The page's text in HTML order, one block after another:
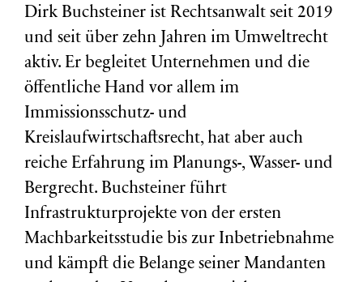
Dirk Buchsteiner ist Rechtsanwalt seit 2019
und seit über zehn Jahren im Umweltrecht
aktiv. Er begleitet Unternehmen und die
öffentliche Hand vor allem im
Immissionsschutz- und
Kreislaufwirtschaftsrecht, hat aber auch
reiche Erfahrung im Planungs-, Wasser- und
Bergrecht. Buchsteiner führt
Infrastrukturprojekte von der ersten
Machbarkeitsstudie bis zur Inbetriebnahme
und kämpft die Belange seiner Mandanten